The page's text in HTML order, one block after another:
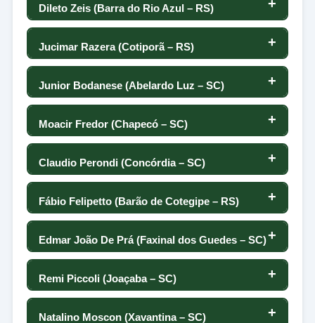
132
131
0
131
43
130
0
130
45
129
0
129
-46
45
128
0
128
-6
2
47
127
0
127
3
-3
119
47
126
0
126
Dileto Zeis (Barra do Rio Azul – RS)
-69
110
13
49
125
0
125
Jucimar Razera (Cotiporã – RS)
18
108
-96
49
124
0
Junior Bodanese (Abelardo Luz – SC)
40
29
7
51
123
Moacir Fredor (Chapecó – SC)
-58
74
-11
52
Claudio Perondi (Concórdia – SC)
1
19
103
Fábio Felipetto (Barão de Cotegipe – RS)
9
94
Edmar João De Prá (Faxinal dos Guedes – SC)
67
Remi Piccoli (Joaçaba – SC)
-60
Natalino Moscon (Xavantina – SC)